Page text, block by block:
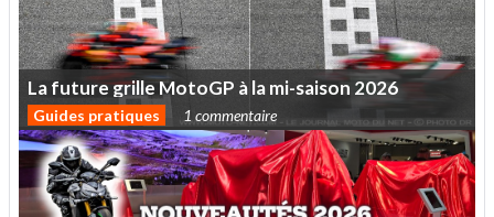
Lafuturegrille MotoGP àlami-saison 2026
Guides pratiques 1 commentaire